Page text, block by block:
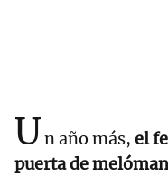
Un año más, el
puerta de